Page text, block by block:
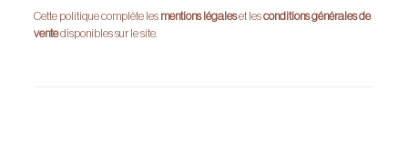
Cette politique complète les mentions légaleset lesconditions générales de
ventedisponibles sur le site.